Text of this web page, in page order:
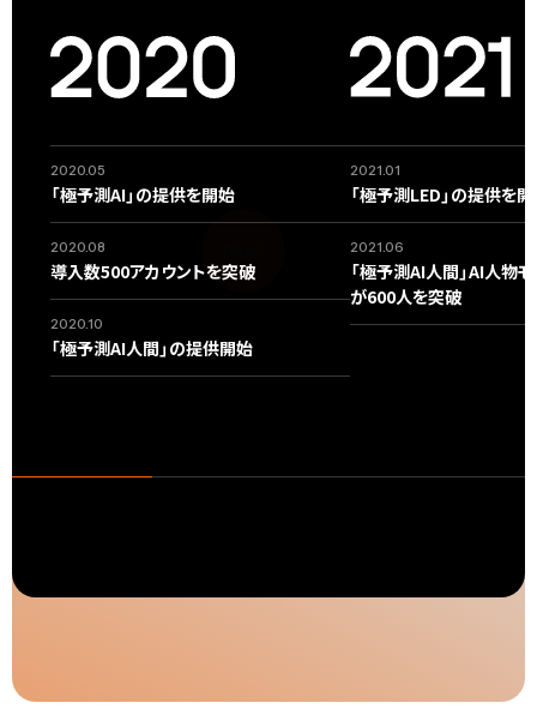
2020.05
「極予測AI」の提供を開始
2020.08
導入数500アカウントを突破
2020.10
「極予測AI人間」の提供開始
2021.01
「極予測LED」の提供を
2021.06
「極予測AI人間」AI人物
が600人を突破